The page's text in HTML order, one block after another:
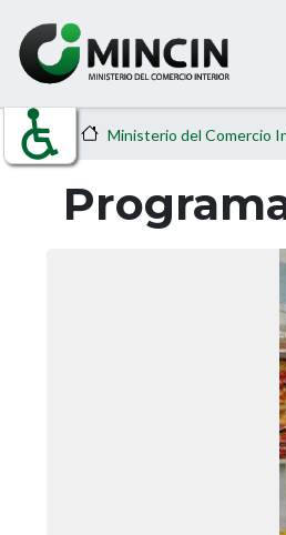
Ministerio del Comercio